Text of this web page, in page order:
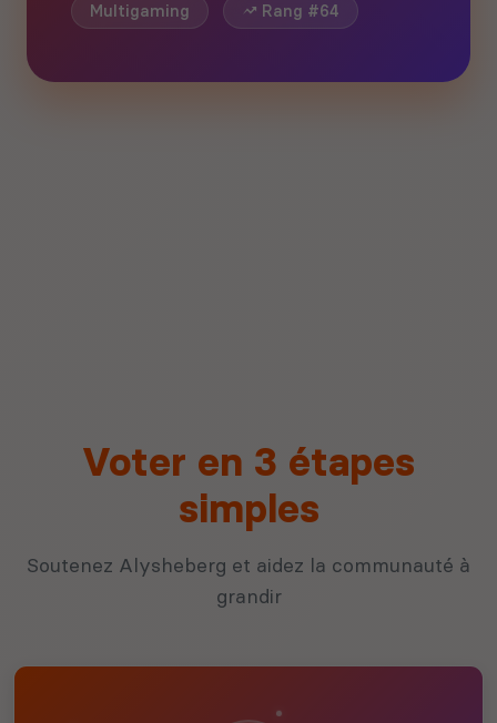
Multigaming Rang #64
Voter en 3 étapes
simples
Soutenez Alysheberg et aidez la communauté à
grandir